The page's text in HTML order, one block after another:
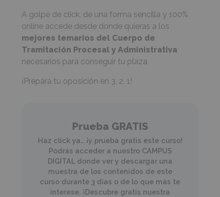
A golpe de click, de una forma sencilla y 100%
online accede desde donde quieras a los
mejores temarios del Cuerpo de
Tramitación Procesal y Administrativa
necesarios para conseguir tu plaza
¡Prepara tu oposición en 3, 2, 1!
Prueba GRATIS
Haz click ya… ¡y prueba gratis este curso!
Podrás acceder a nuestro CAMPUS
DIGITAL donde ver y descargar una
muestra de los contenidos de este
curso durante 3 días o de lo que más te
interese. ¡Descubre gratis nuestra